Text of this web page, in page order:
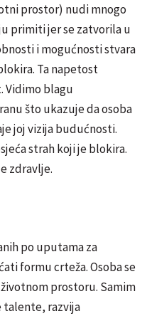
prostor) nudi mnogo
primiti jer se zatvorila u
i mogućnosti stvara
Ta napetost
Vidimo blagu
što ukazuje da osoba
joj vizija budućnosti.
strah koji je blokira.
zdravlje.
po uputama za
formu crteža. Osoba se
prostoru. Samim
talente, razvija